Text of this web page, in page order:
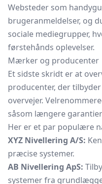
Websteder som
brugeranmeldelser, og
sociale mediegrupper,
førstehånds oplevelser.
Mærker og producenter
Et sidste skridt er at
producenter, der
overvejer.
såsom længere
Her er et par populære
XYZ Nivellering A/S:
præcise systemer.
AB Nivellering ApS:
systemer fra